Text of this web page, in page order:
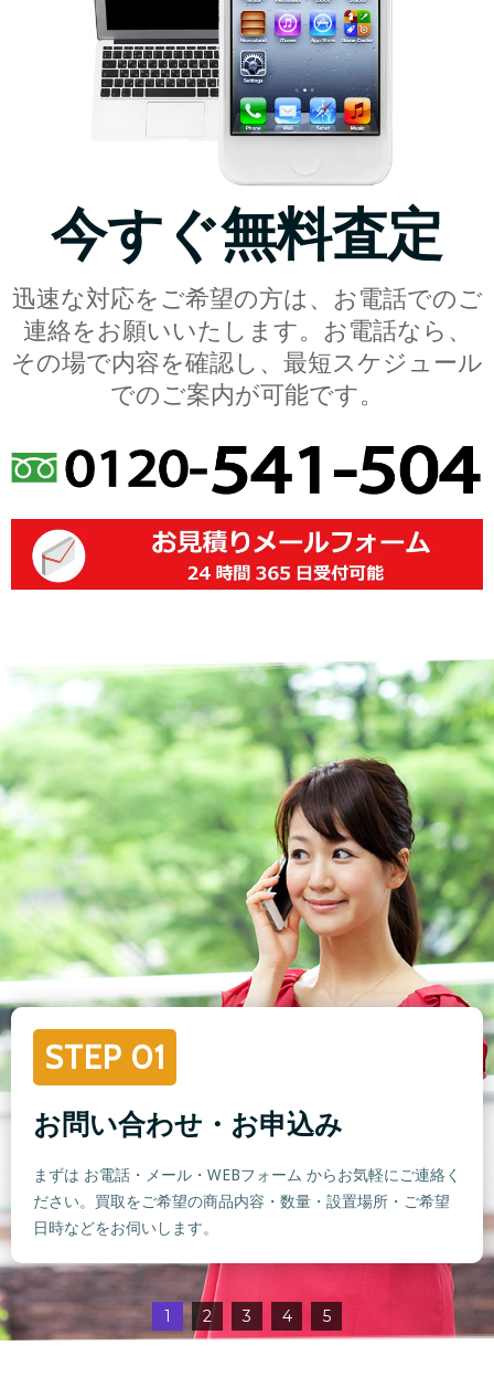
今すぐ無料査定
迅速な対応をご希望の方は、お電話でのご
連絡をお願いいたします。お電話なら、
その場で内容を確認し、最短スケジュール
でのご案内が可能です。
STEP 01
お問い合わせ・お申込み
まずは お電話・メール・WEBフォーム からお気軽にご連絡く
ださい。買取をご希望の商品内容・数量・設置場所・ご希望
日時などをお伺いします。
1 2 3 4 5